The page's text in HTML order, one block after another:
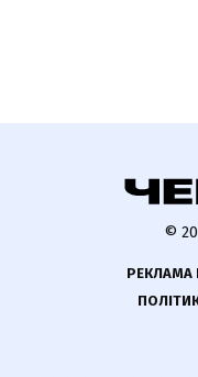
©
РЕКЛАМА